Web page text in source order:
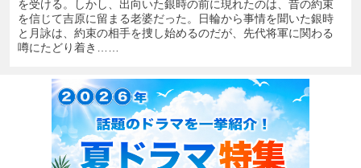
を受ける。しかし、出向いた銀時の前に現れたのは、昔の約束
を信じて吉原に留まる老婆だった。日輪から事情を聞いた銀時
と月詠は、約束の相手を捜し始めるのだが、先代将軍に関わる
噂にたどり着き……